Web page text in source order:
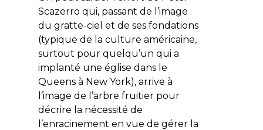
Scazerro qui, passant de l’image
du gratte-ciel et de ses fondations
(typique de la culture américaine,
surtout pour quelqu’un qui a
implanté une église dans le
Queens à New York), arrive à
l’image de l’arbre fruitier pour
décrire la nécessité de
l’enracinement en vue de gérer la